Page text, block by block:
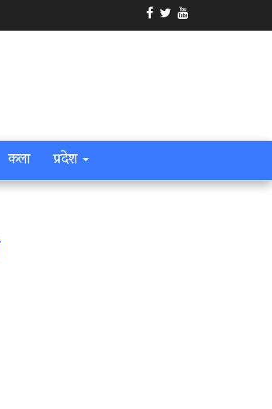
कला प्रदेश